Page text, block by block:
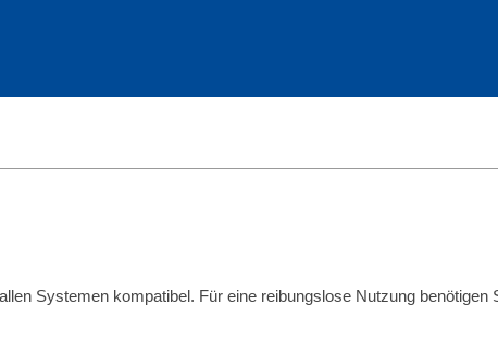
Systemen kompatibel. Für eine reibungslose Nutzung benötigen